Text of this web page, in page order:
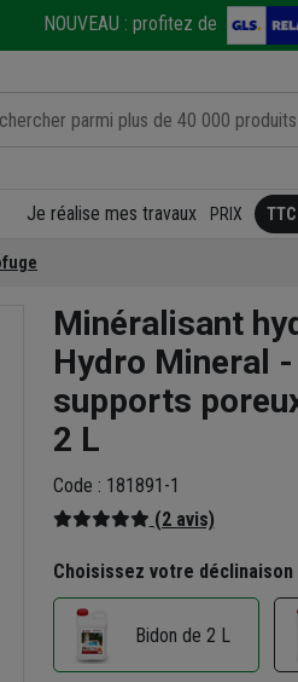
NOUVEAU : profitez de
Je réalise mes travaux PRIX
Minéralisant
Hydro Mineral
supports
2 L
Code : 181891-1
(2 avis)
Choisissez votre déclinaison
Bidon de 2 L